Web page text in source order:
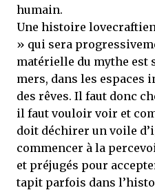
humain.
Une histoire
» qui sera
matérielle du mythe est
mers, dans les espaces
des rêves. Il faut donc
il faut vouloir voir et
doit déchirer un voile
commencer à la
et préjugés pour
tapit parfois dans